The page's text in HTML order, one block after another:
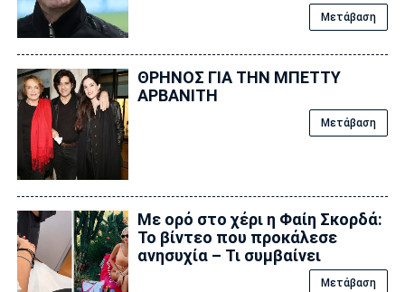
Μετάβαση
ΘΡΗΝΟΣ ΓΙΑ ΤΗΝ ΜΠΕΤΤΥ
ΑΡΒΑΝΙΤΗ
Μετάβαση
Με ορό στο χέρι η Φαίη Σκορδά:
Το βίντεο που προκάλεσε
ανησυχία – Τι συμβαίνει
Μετάβαση